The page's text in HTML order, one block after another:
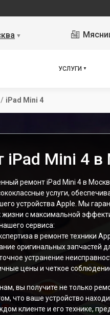
▼
УСЛУГИ
/ iPad Mini 4
iPad Mini 4 в
ремонт iPad Mini 4 в
услуги,
устройства Apple. Мы
жизни с максимальной
сервиса:
в ремонте техники
оригинальных запчастей
устранение
цены и четкое
вы получите не только
что ваше устройство
клиенте и его технике,